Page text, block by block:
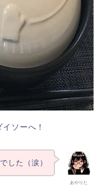
ソーへ！
あやりた
した（涙）